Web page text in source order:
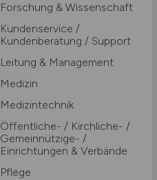
Forschung & Wissenschaft
Kundenservice /
Kundenberatung / Support
Leitung & Management
Medizin
Medizintechnik
Öffentliche- / Kirchliche- /
Gemeinnützige- /
Einrichtungen & Verbände
Pflege